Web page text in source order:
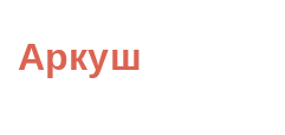
content
Аркуш